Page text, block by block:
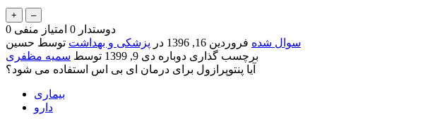
0 دوستدار 0 امتیاز منفی
سوال شده فروردین 16, 1396 در پزشکی و بهداشت توسط حسین
برچسب گذاری دوباره دی 9, 1399 توسط سمیه مظفری
آیا پنتوپرازول برای درمان ای بی اس استفاده می شود؟
بیماری
دارو